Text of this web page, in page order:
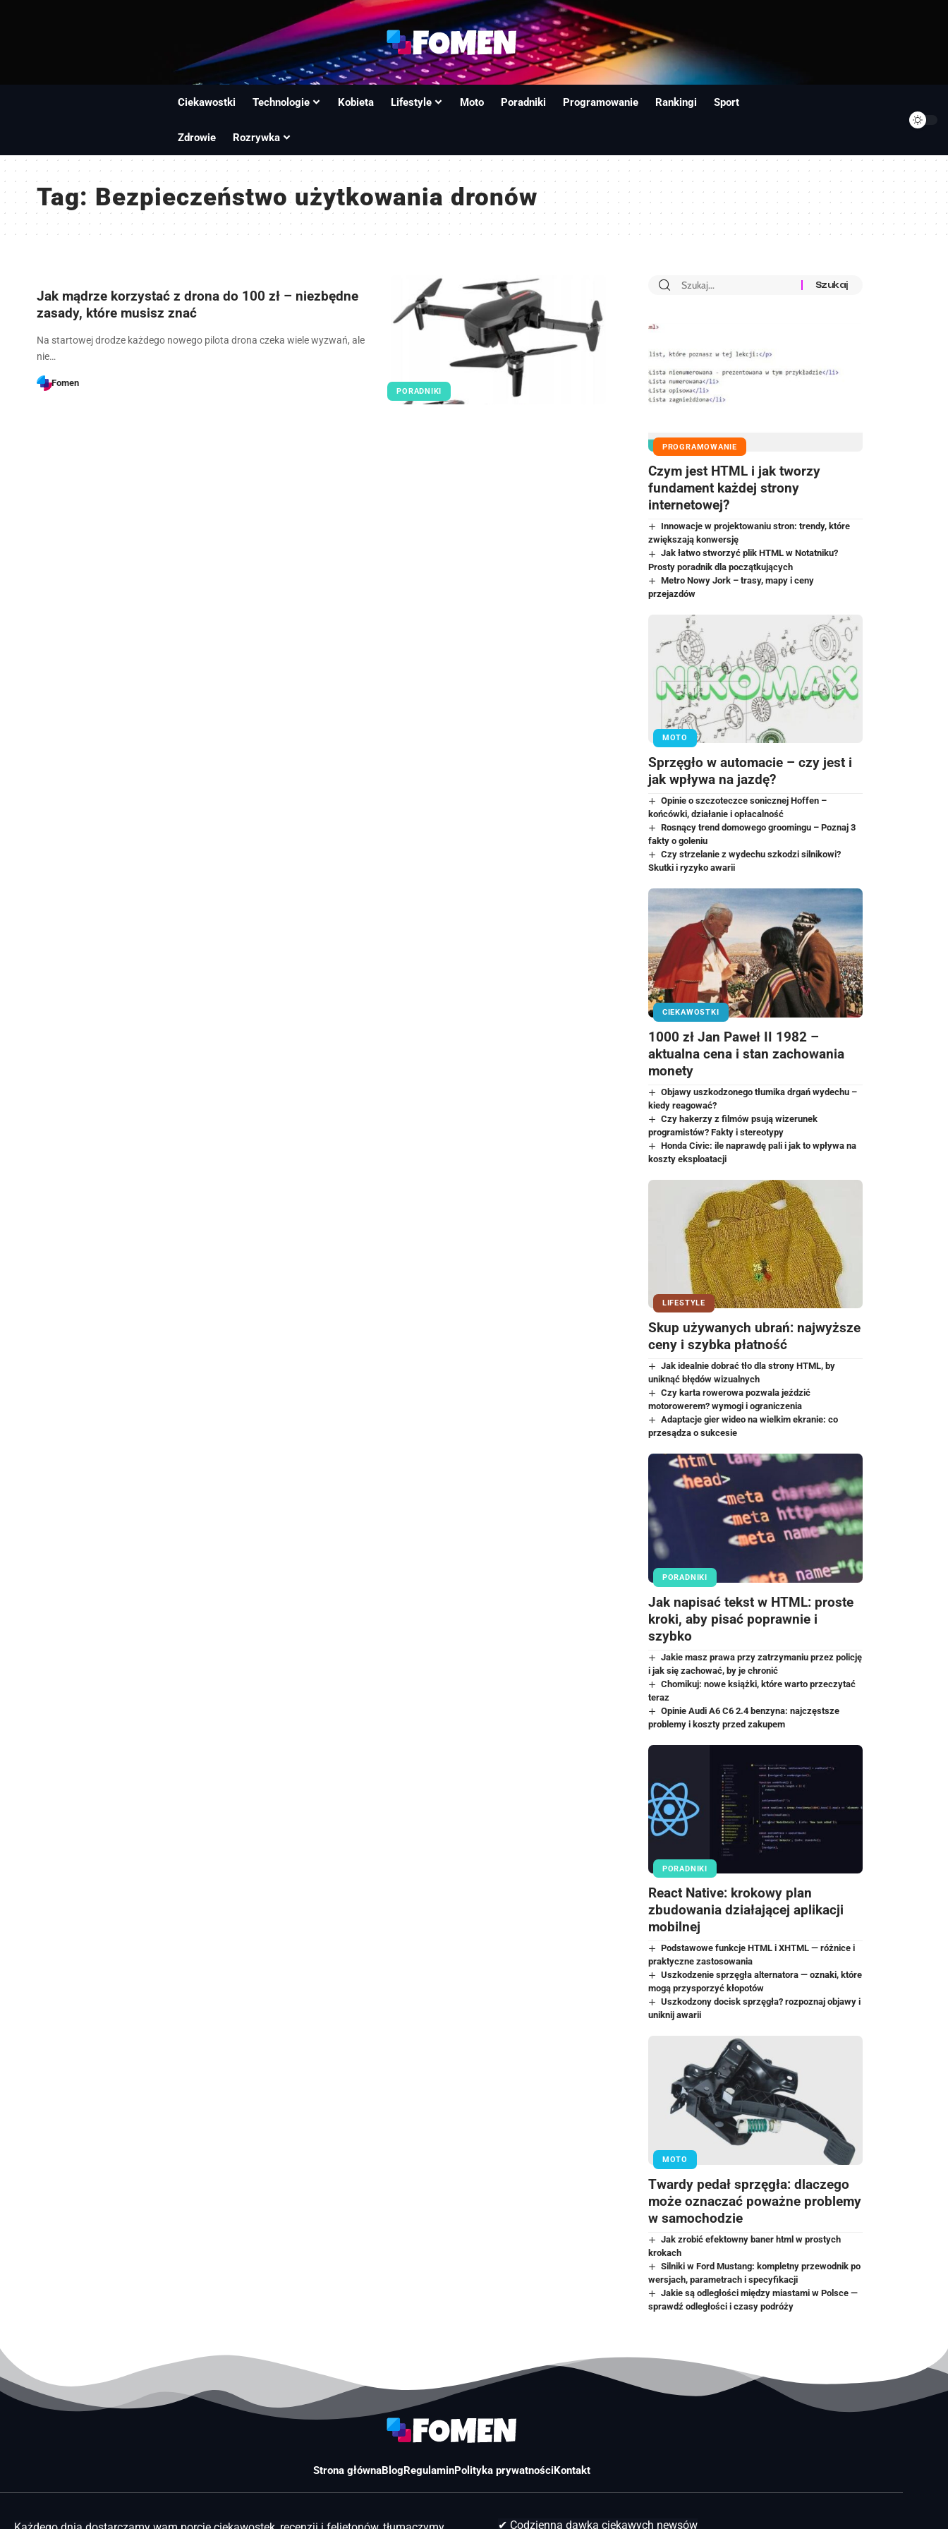
Ciekawostki Technologie Kobieta Lifestyle Moto Poradniki Programowanie Rankingi Sport
Zdrowie Rozrywka
Tag:Bezpieczeństwo użytkowania dronów
PORADNIKI
Jak mądrze korzystać z drona do 100 zł – niezbędne
zasady, które musisz znać
Na startowej drodze każdego nowego pilota drona czeka wiele wyzwań, ale
nie…
Fomen
PROGRAMOWANIE
Czym jest HTML i jak tworzy
fundament każdej strony
internetowej?
Innowacje w projektowaniu stron: trendy, które
zwiększają konwersję
Jak łatwo stworzyć plik HTML w Notatniku?
Prosty poradnik dla początkujących
Metro Nowy Jork – trasy, mapy i ceny
przejazdów
MOTO
Sprzęgło w automacie – czy jest i
jak wpływa na jazdę?
Opinie o szczoteczce sonicznej Hoffen –
końcówki, działanie i opłacalność
Rosnący trend domowego groomingu – Poznaj 3
fakty o goleniu
Czy strzelanie z wydechu szkodzi silnikowi?
Skutki i ryzyko awarii
CIEKAWOSTKI
1000 zł Jan Paweł II 1982 –
aktualna cena i stan zachowania
monety
Objawy uszkodzonego tłumika drgań wydechu –
kiedy reagować?
Czy hakerzy z filmów psują wizerunek
programistów? Fakty i stereotypy
Honda Civic: ile naprawdę pali i jak to wpływa na
koszty eksploatacji
LIFESTYLE
Skup używanych ubrań: najwyższe
ceny i szybka płatność
Jak idealnie dobrać tło dla strony HTML, by
uniknąć błędów wizualnych
Czy karta rowerowa pozwala jeździć
motorowerem? wymogi i ograniczenia
Adaptacje gier wideo na wielkim ekranie: co
przesądza o sukcesie
PORADNIKI
Jak napisać tekst w HTML: proste
kroki, aby pisać poprawnie i
szybko
Jakie masz prawa przy zatrzymaniu przez policję
i jak się zachować, by je chronić
Chomikuj: nowe książki, które warto przeczytać
teraz
Opinie Audi A6 C6 2.4 benzyna: najczęstsze
problemy i koszty przed zakupem
PORADNIKI
React Native: krokowy plan
zbudowania działającej aplikacji
mobilnej
Podstawowe funkcje HTML i XHTML — różnice i
praktyczne zastosowania
Uszkodzenie sprzęgła alternatora — oznaki, które
mogą przysporzyć kłopotów
Uszkodzony docisk sprzęgła? rozpoznaj objawy i
uniknij awarii
MOTO
Twardy pedał sprzęgła: dlaczego
może oznaczać poważne problemy
w samochodzie
Jak zrobić efektowny baner html w prostych
krokach
Silniki w Ford Mustang: kompletny przewodnik po
wersjach, parametrach i specyfikacji
Jakie są odległości między miastami w Polsce —
sprawdź odległości i czasy podróży
Strona głównaBlogRegulaminPolityka prywatnościKontakt
✔ Codzienna dawka ciekawych newsów